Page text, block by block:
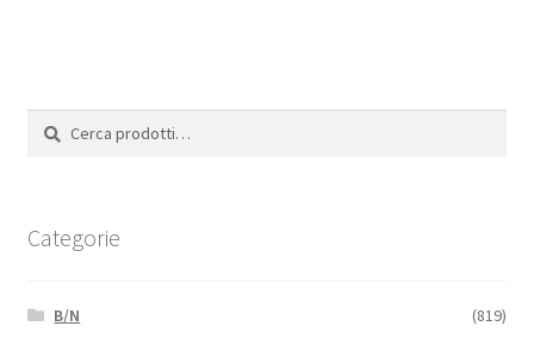
Cerca:
Cerca
Categorie
B/N
(819)